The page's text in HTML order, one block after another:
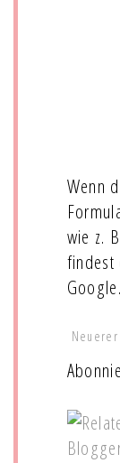
Wenn
wie z.
findest
Google.
Neuerer